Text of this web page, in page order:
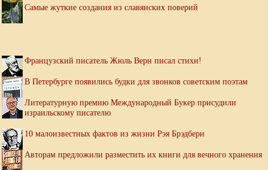
Самые жуткие создания из славянских поверий
Французский писатель Жюль Верн писал стихи!
В Петербурге появились будки для звонков советским поэтам
Литературную премию Международный Букер присудили
израильскому писателю
10 малоизвестных фактов из жизни Рэя Брэдбери
Авторам предложили разместить их книги для вечного хранения